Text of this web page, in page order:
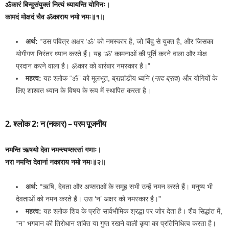
ॐकारं बिन्दुसंयुक्तं नित्यं ध्यायन्ति योगिनः।
कामदं मोक्षदं चैव ॐकाराय नमो नमः॥१॥
अर्थ: “उस पवित्र अक्षर ‘ॐ’ को नमस्कार है, जो बिंदु से युक्त है, और जिसका
योगीगण निरंतर ध्यान करते हैं। यह ‘ॐ’ कामनाओं की पूर्ति करने वाला और मोक्ष
प्रदान करने वाला है। ॐकार को बारंबार नमस्कार है।”
महत्व: यह श्लोक “ॐ” को मूलभूत, ब्रह्मांडीय ध्वनि (नाद ब्रह्म) और योगियों के
लिए शाश्वत ध्यान के विषय के रूप में स्थापित करता है।
2. श्लोक 2: न (नकार) – परम पूजनीय
नमन्ति ऋषयो देवा नमन्त्यप्सरसां गणाः।
नरा नमन्ति देवानां नकाराय नमो नमः॥२॥
अर्थ: “ऋषि, देवता और अप्सराओं के समूह सभी उन्हें नमन करते हैं। मनुष्य भी
देवताओं को नमन करते हैं। उस ‘न’ अक्षर को नमस्कार है।”
महत्व: यह श्लोक शिव के प्रति सार्वभौमिक श्रद्धा पर जोर देता है। शैव सिद्धांत में,
“न” भगवान की तिरोधान शक्ति या गुप्त रखने वाली कृपा का प्रतिनिधित्व करता है।